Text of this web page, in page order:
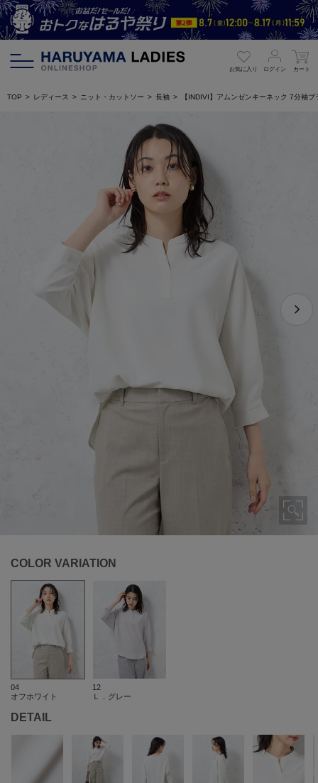
お気に入り ログイン カート
TOP レディース ニット・カットソー 長袖 【INDIVI】アムンゼンキーネック 7分袖
COLOR VARIATION
04
オフホワイト
12
Ｌ．グレー
DETAIL